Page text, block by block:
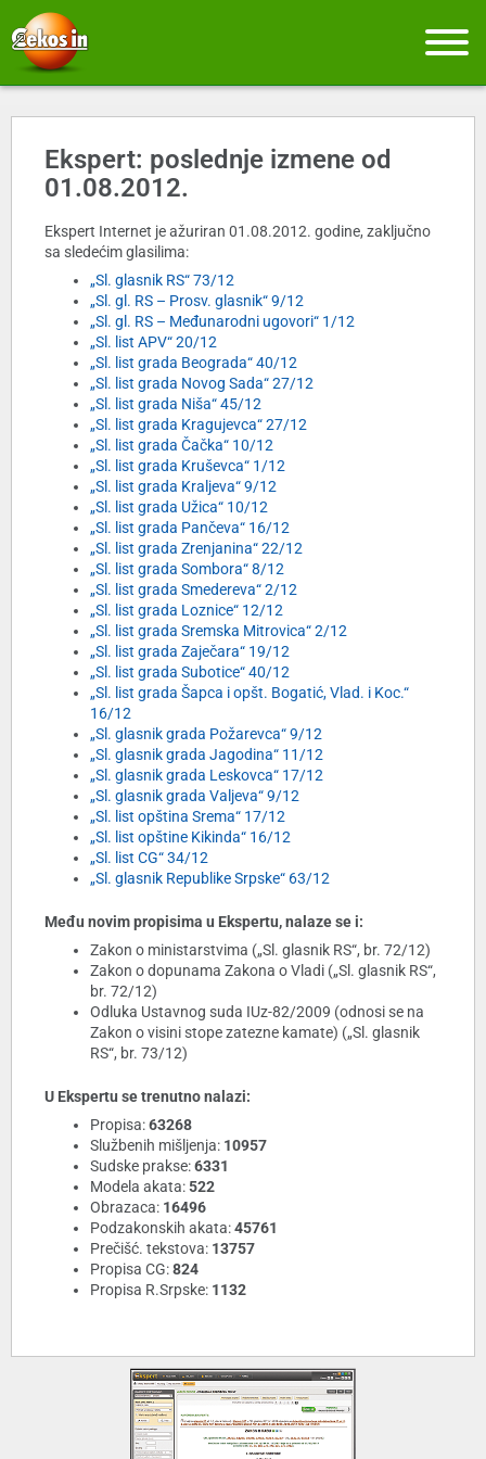
Ekspert: poslednje izmene od
01.08.2012.
Ekspert Internet je ažuriran 01.08.2012. godine, zaključno
sa sledećim glasilima:
„Sl. glasnik RS“ 73/12
„Sl. gl. RS – Prosv. glasnik“ 9/12
„Sl. gl. RS – Međunarodni ugovori“ 1/12
„Sl. list APV“ 20/12
„Sl. list grada Beograda“ 40/12
„Sl. list grada Novog Sada“ 27/12
„Sl. list grada Niša“ 45/12
„Sl. list grada Kragujevca“ 27/12
„Sl. list grada Čačka“ 10/12
„Sl. list grada Kruševca“ 1/12
„Sl. list grada Kraljeva“ 9/12
„Sl. list grada Užica“ 10/12
„Sl. list grada Pančeva“ 16/12
„Sl. list grada Zrenjanina“ 22/12
„Sl. list grada Sombora“ 8/12
„Sl. list grada Smedereva“ 2/12
„Sl. list grada Loznice“ 12/12
„Sl. list grada Sremska Mitrovica“ 2/12
„Sl. list grada Zaječara“ 19/12
„Sl. list grada Subotice“ 40/12
„Sl. list grada Šapca i opšt. Bogatić, Vlad. i Koc.“
16/12
„Sl. glasnik grada Požarevca“ 9/12
„Sl. glasnik grada Jagodina“ 11/12
„Sl. glasnik grada Leskovca“ 17/12
„Sl. glasnik grada Valjeva“ 9/12
„Sl. list opština Srema“ 17/12
„Sl. list opštine Kikinda“ 16/12
„Sl. list CG“ 34/12
„Sl. glasnik Republike Srpske“ 63/12
Među novim propisima u Ekspertu, nalaze se i:
Zakon o ministarstvima („Sl. glasnik RS“, br. 72/12)
Zakon o dopunama Zakona o Vladi („Sl. glasnik RS“,
br. 72/12)
Odluka Ustavnog suda IUz-82/2009 (odnosi se na
Zakon o visini stope zatezne kamate) („Sl. glasnik
RS“, br. 73/12)
U Ekspertu se trenutno nalazi:
Propisa:63268
Službenih mišljenja: 10957
Sudske prakse:6331
Modela akata:522
Obrazaca: 16496
Podzakonskih akata:45761
Prečišć. tekstova: 13757
Propisa CG:824
Propisa R.Srpske: 1132